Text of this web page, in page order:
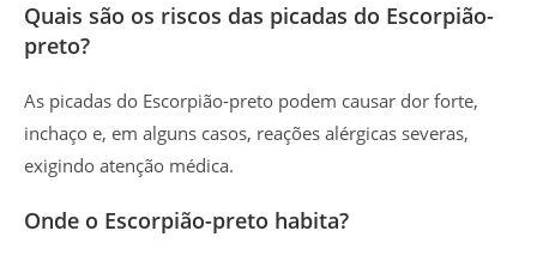
Quais são os riscos das picadas do Escorpião-
preto?
As picadas do Escorpião-preto podem causar dor forte,
inchaço e, em alguns casos, reações alérgicas severas,
exigindo atenção médica.
Onde o Escorpião-preto habita?